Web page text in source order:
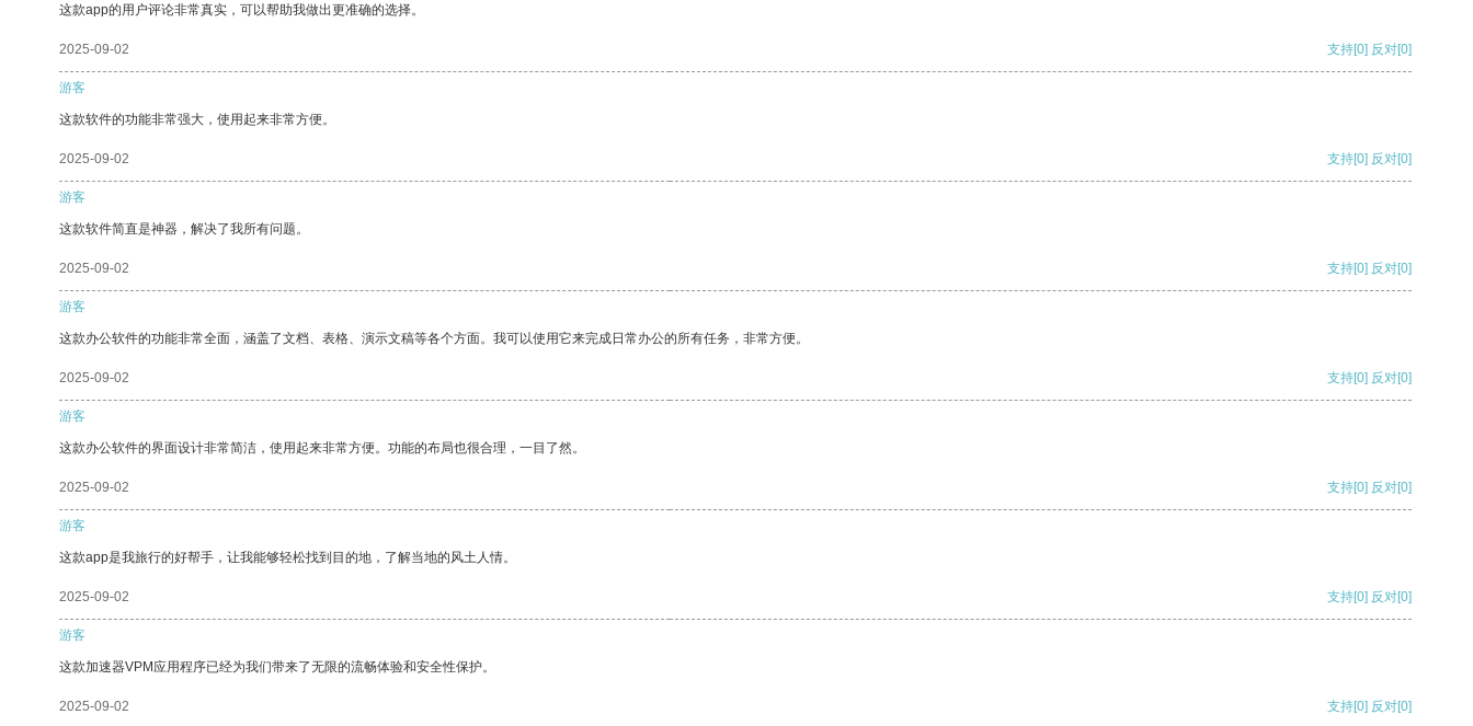
这款app的用户评论非常真实，可以帮助我做出更准确的选择。
2025-09-02 支持[0] 反对[0]
游客
这款软件的功能非常强大，使用起来非常方便。
2025-09-02 支持[0] 反对[0]
游客
这款软件简直是神器，解决了我所有问题。
2025-09-02 支持[0] 反对[0]
游客
这款办公软件的功能非常全面，涵盖了文档、表格、演示文稿等各个方面。我可以使用它来完成日常办公的所有任务，非常方便。
2025-09-02 支持[0] 反对[0]
游客
这款办公软件的界面设计非常简洁，使用起来非常方便。功能的布局也很合理，一目了然。
2025-09-02 支持[0] 反对[0]
游客
这款app是我旅行的好帮手，让我能够轻松找到目的地，了解当地的风土人情。
2025-09-02 支持[0] 反对[0]
游客
这款加速器VPM应用程序已经为我们带来了无限的流畅体验和安全性保护。
2025-09-02 支持[0] 反对[0]